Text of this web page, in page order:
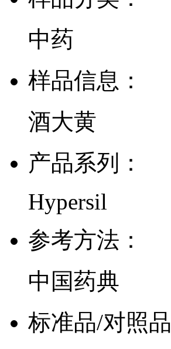
中药
样品信息：
酒大黄
产品系列：
Hypersil
参考方法：
中国药典
标准品/对照品